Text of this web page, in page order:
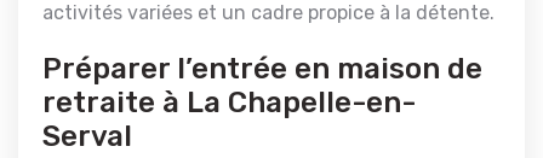
activités variées et un cadre propice à la détente.
Préparer l’entrée en maison de
retraite à La Chapelle-en-
Serval